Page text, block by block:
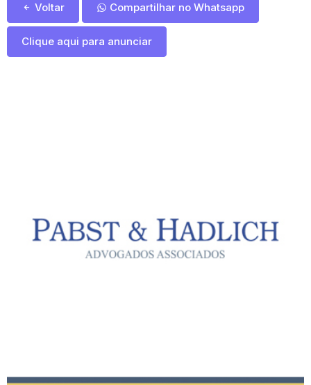
Voltar Compartilhar no Whatsapp
Clique aqui para anunciar